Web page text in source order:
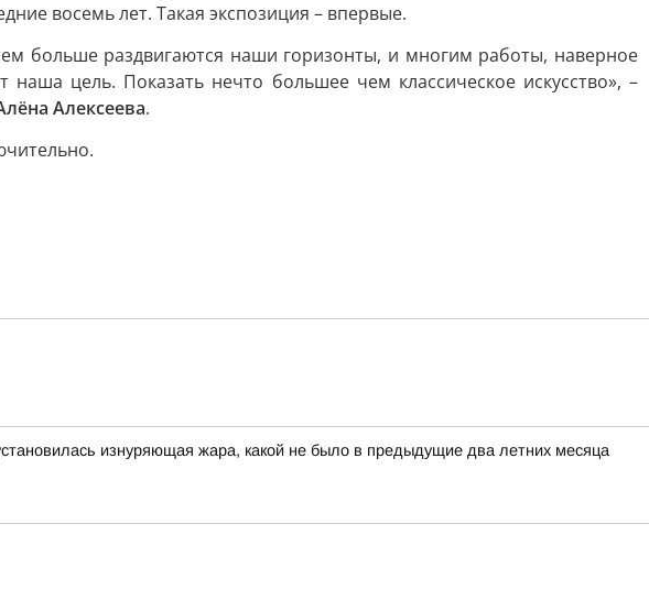
восемь лет. Такая экспозиция – впервые.
больше раздвигаются наши горизонты, и многим работы, наверное
цель. Показать нечто большее чем классическое искусство», –
Алексеева.
изнуряющая жара, какой не было в предыдущие два летних месяца